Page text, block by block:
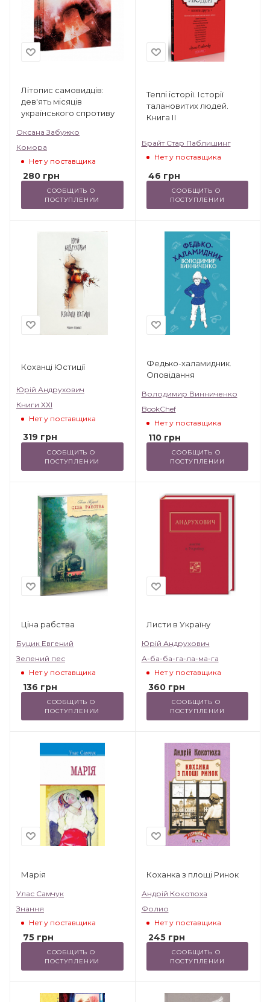
Літопис самовидців:
дев'ять місяців
українського спротиву
Оксана Забужко
Комора
Нет у поставщика
280 грн
СООБЩИТЬ О
ПОСТУПЛЕНИИ
Теплі історії. Історії
талановитих людей.
Книга ІІ
Брайт Стар Паблишинг
Нет у поставщика
46 грн
СООБЩИТЬ О
ПОСТУПЛЕНИИ
Коханці Юстиції
Юрій Андрухович
Книги ХХІ
Нет у поставщика
319 грн
СООБЩИТЬ О
ПОСТУПЛЕНИИ
Федько-халамидник.
Оповідання
Володимир Винниченко
BookChef
Нет у поставщика
110грн
СООБЩИТЬ О
ПОСТУПЛЕНИИ
Ціна рабства
Буцик Евгений
Зелений пес
Нет у поставщика
136 грн
СООБЩИТЬ О
ПОСТУПЛЕНИИ
Листи в Україну
Юрій Андрухович
А-ба-ба-га-ла-ма-га
Нет у поставщика
360грн
СООБЩИТЬ О
ПОСТУПЛЕНИИ
Марія
Улас Самчук
Знання
Нет у поставщика
75 грн
СООБЩИТЬ О
ПОСТУПЛЕНИИ
Коханка з площі Ринок
Андрій Кокотюха
Фолио
Нет у поставщика
245грн
СООБЩИТЬ О
ПОСТУПЛЕНИИ